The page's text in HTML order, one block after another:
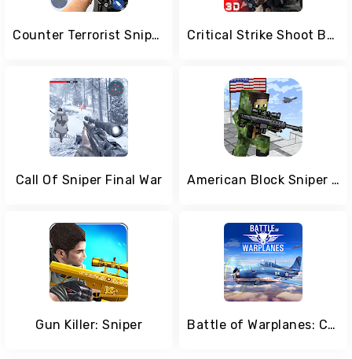
Counter Terrorist Sniper Shoot Critical Strike Shoot Battleground
Call Of Sniper Final War American Block Sniper Survival
Gun Killer: Sniper Battle of Warplanes: Cимулятор боевого самолета